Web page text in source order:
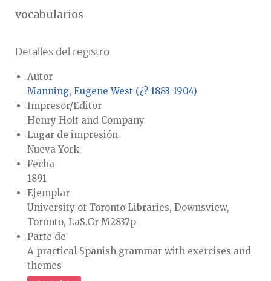
vocabularios
Detalles del registro
Autor
Manning, Eugene West (¿?-1883-1904)
Impresor/Editor
Henry Holt and Company
Lugar de impresión
Nueva York
Fecha
1891
Ejemplar
University of Toronto Libraries, Downsview,
Toronto, LaS.Gr M2837p
Parte de
A practical Spanish grammar with exercises and
themes